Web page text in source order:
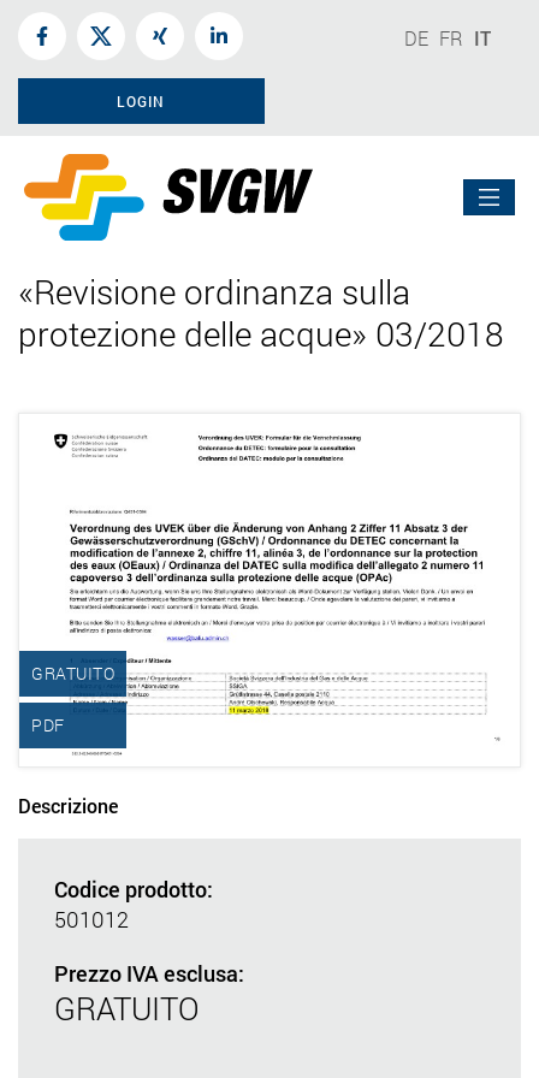
DE FR IT
LOGIN
«Revisione ordinanza sulla
protezione delle acque» 03/2018
GRATUITO
PDF
Descrizione
Codice prodotto:
501012
Prezzo IVA esclusa:
GRATUITO